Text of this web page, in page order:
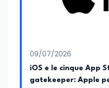
09/07/2026
iOS e le cinque App
gatekeeper: Apple